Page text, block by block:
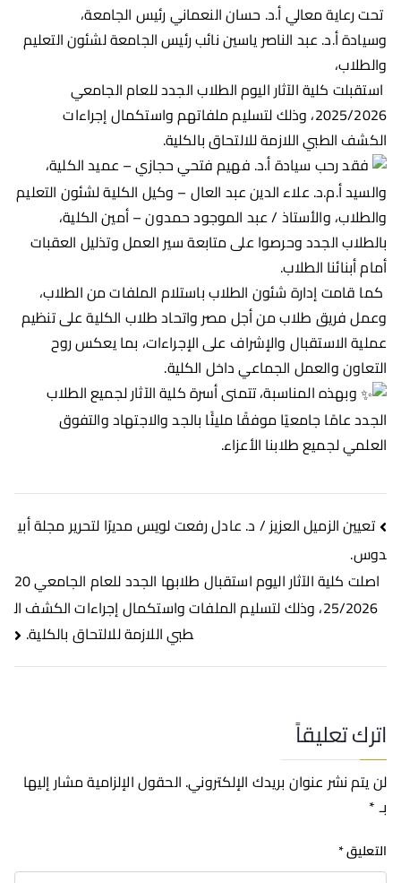
تحت رعاية معالي أ.د. حسان النعماني رئيس الجامعة،
وسيادة أ.د. عبد الناصر ياسين نائب رئيس الجامعة لشئون التعليم
والطلاب،
استقبلت كلية الآثار اليوم الطلاب الجدد للعام الجامعي
2025/2026، وذلك لتسليم ملفاتهم واستكمال إجراءات
الكشف الطبي اللازمة للالتحاق بالكلية.
فقد رحب سيادة أ.د. فهيم فتحي حجازي – عميد الكلية،
والسيد أ.م.د. علاء الدين عبد العال – وكيل الكلية لشئون التعليم
والطلاب، والأستاذ / عبد الموجود حمدون – أمين الكلية،
بالطلاب الجدد وحرصوا على متابعة سير العمل وتذليل العقبات
أمام أبنائنا الطلاب.
كما قامت إدارة شئون الطلاب باستلام الملفات من الطلاب،
وعمل فريق طلاب من أجل مصر واتحاد طلاب الكلية على تنظيم
عملية الاستقبال والإشراف على الإجراءات، بما يعكس روح
التعاون والعمل الجماعي داخل الكلية.
وبهذه المناسبة، تتمنى أسرة كلية الآثار لجميع الطلاب
الجدد عامًا جامعيًا موفقًا مليئًا بالجد والاجتهاد والتفوق
العلمي لجميع طلابنا الأعزاء.
تعيين الزميل العزيز / د. عادل رفعت لويس مديرًا لتحرير مجلة أبي
دوس.
اصلت كلية الآثار اليوم استقبال طلابها الجدد للعام الجامعي 20
25/2026، وذلك لتسليم الملفات واستكمال إجراءات الكشف ال
طبي اللازمة للالتحاق بالكلية.
اترك تعليقاً
لن يتم نشر عنوان بريدك الإلكتروني. الحقول الإلزامية مشار إليها
بـ*
التعليق*